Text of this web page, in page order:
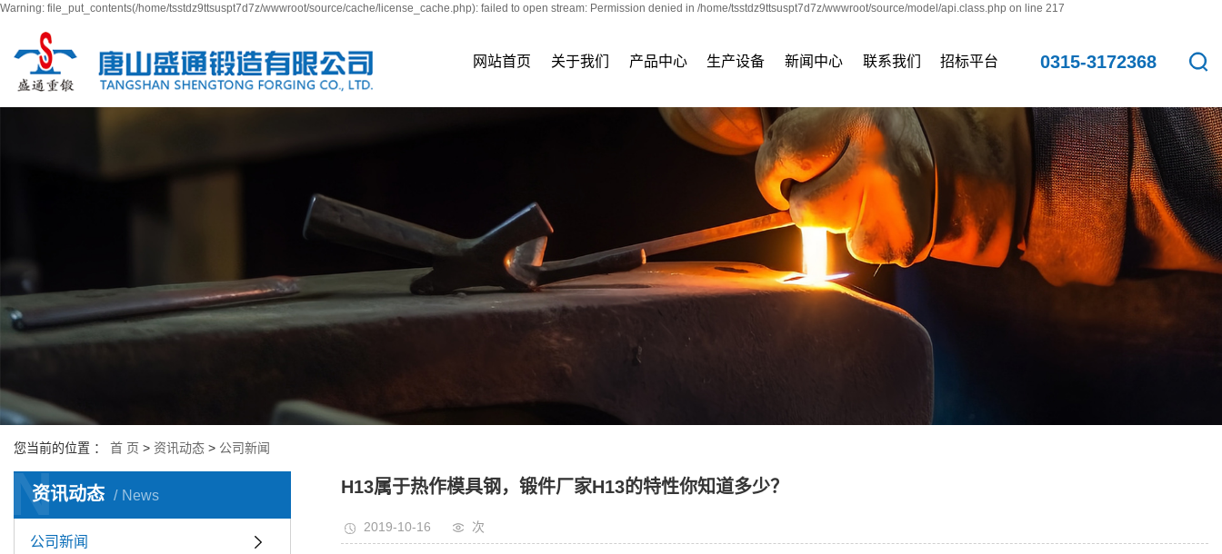
Warning: file_put_contents(/home/tsstdz9ttsuspt7d7z/wwwroot/source/cache/license_cache.php): failed to open stream: Permission denied in /home/tsstdz9ttsuspt7d7z/wwwroot/source/model/api.class.php on line 217
网站首页 关于我们 产品中心
锻圆
碳素结构钢
原材料
生产设备
设备展示
新闻中心
公司新闻
行业资讯
技术资讯
联系我们
联系方式
招标平台 0315-3172368
您当前的位置 ： 首 页 > 资讯动态 > 公司新闻
资讯动态 News
N
公司新闻
H13属于热作模具钢，锻件厂家H13的特性你知道多少？
2019-10-16 次